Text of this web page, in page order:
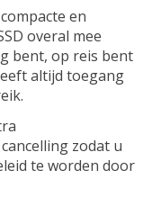
en
overal mee
bent, op reis bent
altijd toegang
zodat u
te worden door